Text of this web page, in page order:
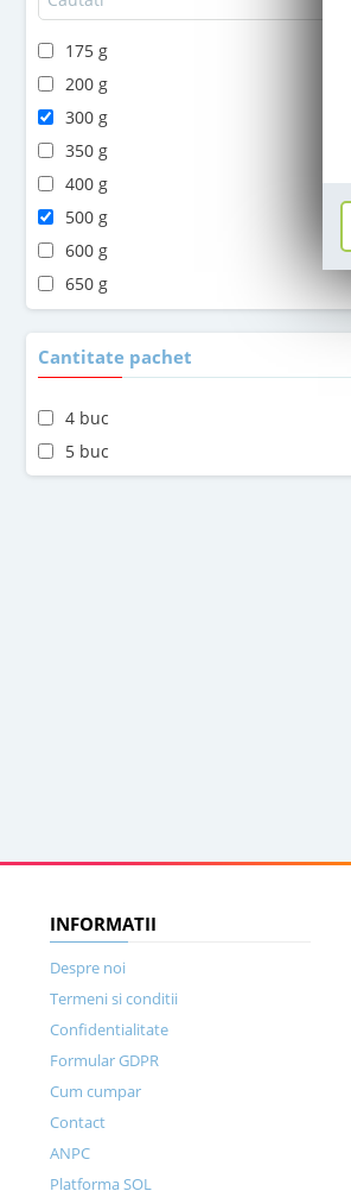
175 g
200 g
300 g
350 g
400 g
500 g
600 g
650 g
800 g
Cantitate pachet
4 buc
5 buc
INFORMATII
Despre noi
Termeni si conditii
Confidentialitate
Formular GDPR
Cum cumpar
Contact
ANPC
Platforma SOL